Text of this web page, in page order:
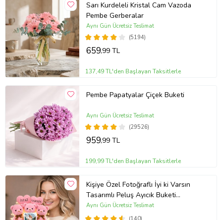
Sarı Kurdeleli Kristal Cam Vazoda
Pembe Gerberalar
(5194)
Aynı Gün Ücretsiz Teslimat
659,99 TL
137,49 TL'den Başlayan Taksitlerle
Pembe Papatyalar Çiçek Buketi
(29526)
Aynı Gün Ücretsiz Teslimat
959,99 TL
199,99 TL'den Başlayan Taksitlerle
Kişiye Özel Fotoğraflı İyi ki Varsın
Tasarımlı Peluş Ayıcık Buketi
(Pembe)
Aynı Gün Ücretsiz Teslimat